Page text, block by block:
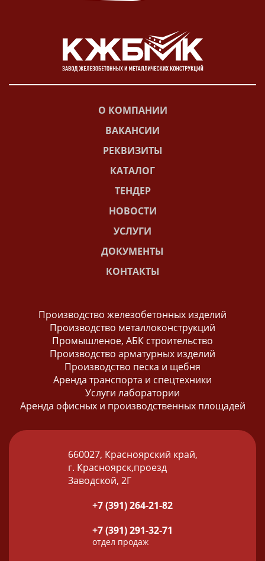
О КОМПАНИИ
ВАКАНСИИ
РЕКВИЗИТЫ
КАТАЛОГ
ТЕНДЕР
НОВОСТИ
УСЛУГИ
ДОКУМЕНТЫ
КОНТАКТЫ
Производство железобетонных изделий
Производство металлоконструкций
Промышленое, АБК строительство
Производство арматурных изделий
Производство песка и щебня
Аренда транспорта и спецтехники
Услуги лаборатории
Аренда офисных и производственных площадей
660027, Красноярский край,
г. Красноярск,проезд
Заводской, 2Г
+7 (391) 264-21-82
+7 (391) 291-32-71
отдел продаж